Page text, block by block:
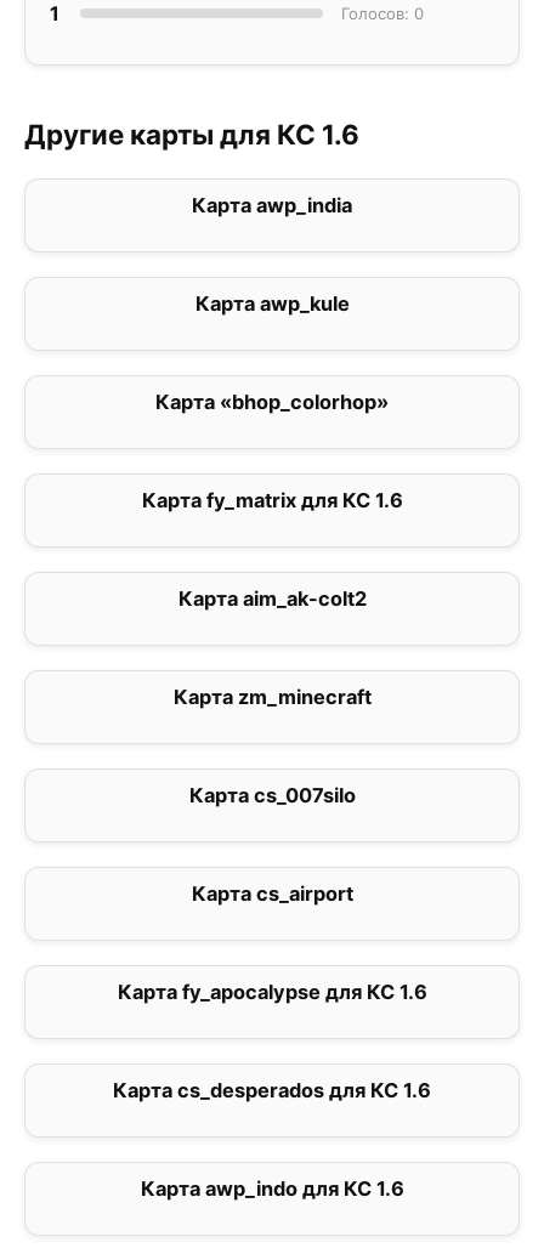
1 Голосов: 0
Другие карты для КС 1.6
Карта awp_india
Карта awp_kule
Карта «bhop_colorhop»
Карта fy_matrix для КС 1.6
Карта aim_ak-colt2
Карта zm_minecraft
Карта cs_007silo
Карта cs_airport
Карта fy_apocalypse для КС 1.6
Карта cs_desperados для КС 1.6
Карта awp_indo для КС 1.6